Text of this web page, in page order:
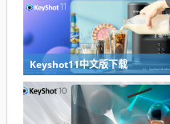
Keyshot11中文版下载